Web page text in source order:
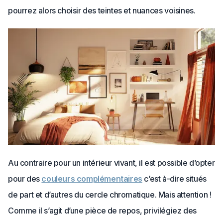
pourrez alors choisir des teintes et nuances voisines.
Au contraire pour un intérieur vivant, il est possible d’opter
pour des couleurs complémentaires c’est à-dire situés
de part et d’autres du cercle chromatique. Mais attention !
Comme il s’agit d’une pièce de repos, privilégiez des